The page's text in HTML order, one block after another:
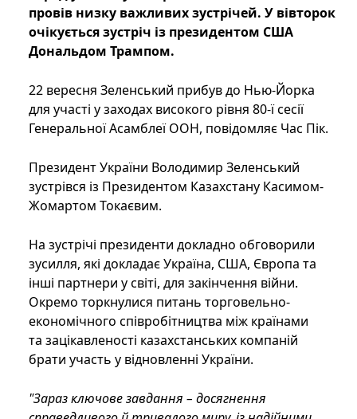
провів низку важливих зустрічей. У вівторок
очікується зустріч із президентом США
Дональдом Трампом.
22 вересня Зеленський прибув до Нью-Йорка
для участі у заходах високого рівня 80-ї сесії
Генеральної Асамблеї ООН, повідомляє Час Пік.
Президент України Володимир Зеленський
зустрівся із Президентом Казахстану Касимом-
Жомартом Токаєвим.
На зустрічі президенти докладно обговорили
зусилля, які докладає Україна, США, Європа та
інші партнери у світі, для закінчення війни.
Окремо торкнулися питань торговельно-
економічного співробітництва між країнами
та зацікавленості казахстанських компаній
брати участь у відновленні України.
"Зараз ключове завдання – досягнення